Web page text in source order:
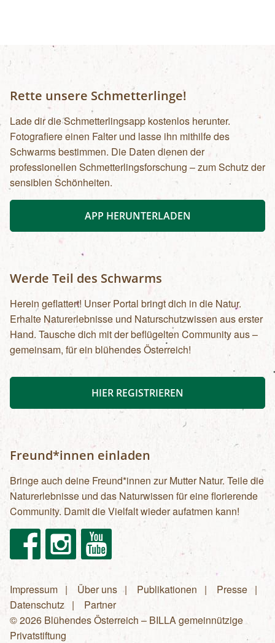
Rette unsere Schmetterlinge!
Lade dir die Schmetterlingsapp kostenlos herunter.
Fotografiere einen Falter und lasse ihn mithilfe des
Schwarms bestimmen. Die Daten dienen der
professionellen Schmetterlingsforschung – zum Schutz der
sensiblen Schönheiten.
APP HERUNTERLADEN
Werde Teil des Schwarms
Herein geflattert! Unser Portal bringt dich in die Natur.
Erhalte Naturerlebnisse und Naturschutzwissen aus erster
Hand. Tausche dich mit der beflügelten Community aus –
gemeinsam, für ein blühendes Österreich!
HIER REGISTRIEREN
Freund*innen einladen
Bringe auch deine Freund*innen zur Mutter Natur. Teile die
Naturerlebnisse und das Naturwissen für eine florierende
Community. Damit die Vielfalt wieder aufatmen kann!
FacebookInstagram Youtube
Fußzeilenmenü
Impressum Über uns Publikationen
Presse
Datenschutz
Partner
© 2026 Blühendes Österreich – BILLA gemeinnützige
Privatstiftung